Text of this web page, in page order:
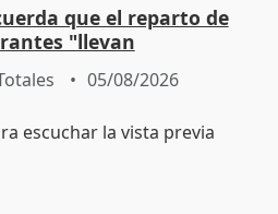
que el reparto de
"llevan
Gobierno" central
05/08/2026